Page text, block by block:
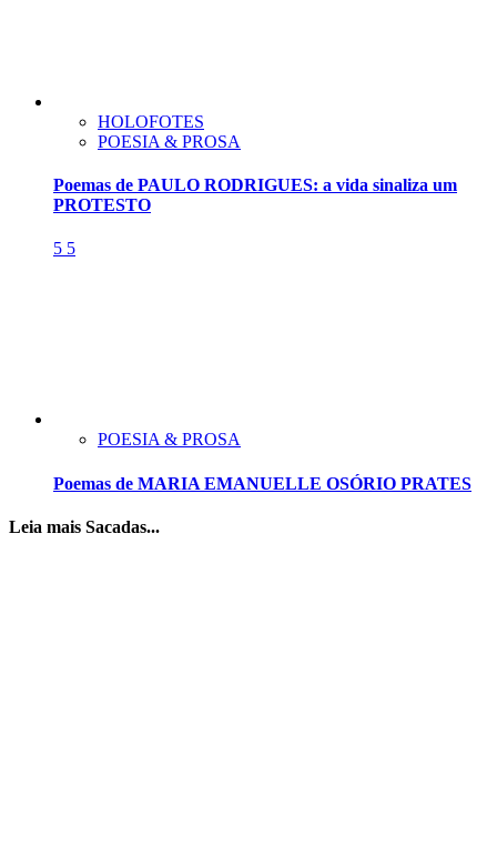
HOLOFOTES
POESIA & PROSA
Poemas de PAULO RODRIGUES: a vida sinaliza um
PROTESTO
5 5
POESIA & PROSA
Poemas de MARIA EMANUELLE OSÓRIO PRATES
Leia mais Sacadas...